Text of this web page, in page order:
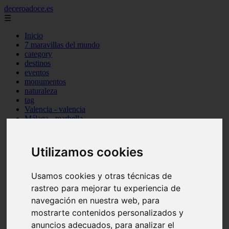
Utilizamos cookies
Usamos cookies y otras técnicas de
rastreo para mejorar tu experiencia de
navegación en nuestra web, para
mostrarte contenidos personalizados y
anuncios adecuados, para analizar el
deceroadoce.es
☰
Inicio
7 maravillas del mundo
category
destinos
eventos
monumentos
naturaleza
tag
Valencia - valencia
Málaga - marbella
Sevilla - bormujos
Santa-cruz-de-tenerife - santiago-del-teide
Murcia - murcia
Alicante - finestrat
Almería - mojácar
Alicante - orihuela